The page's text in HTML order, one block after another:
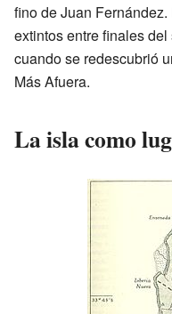
fino de Juan
extintos entre finales
cuando se redescubrió
Más Afuera.
La isla como